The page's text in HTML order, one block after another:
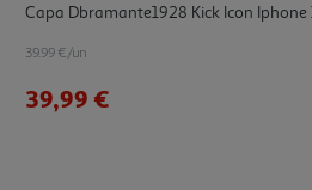
Capa Dbramante1928 Kick Icon Iphone
39.99 €/un
39,99 €